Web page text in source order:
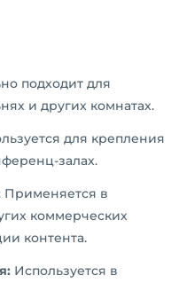
подходит для
и других комнатах.
для крепления
залах.
Применяется в
коммерческих
контента.
Используется в